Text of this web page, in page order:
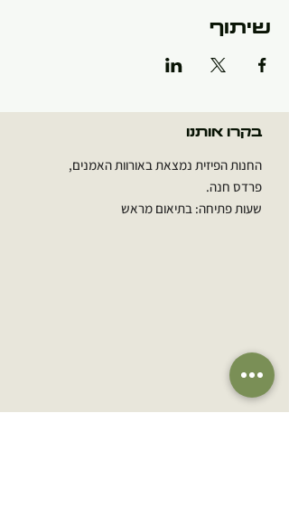
שיתוף
בקרו אותנו
החנות הפיזית נמצאת באורוות האמנים,
פרדס חנה.
שעות פתיחה: בתיאום מראש